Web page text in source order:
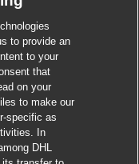
to provide an
to your
that
on your
to make our
specific as
In
DHL